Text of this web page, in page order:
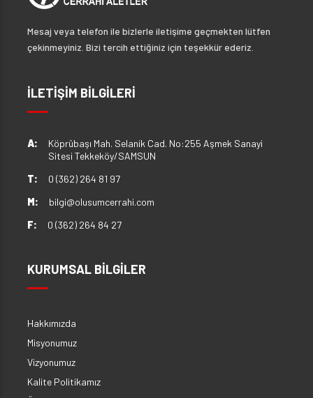
Mesaj veya telefon ile bizlerle iletişime geçmekten lütfen
çekinmeyiniz. Bizi tercih ettiğiniz için teşekkür ederiz.
İLETİŞİM BİLGİLERİ
A:
Köprübaşı Mah. Selanik Cad. No:255 Aşmek Sanayi
Sitesi Tekkeköy/SAMSUN
T:
0 (362) 264 81 97
M:
bilgi@olusumcerrahi.com
F:
0 (362) 264 84 27
KURUMSAL BİLGİLER
Hakkımızda
Misyonumuz
Vizyonumuz
Kalite Politikamız